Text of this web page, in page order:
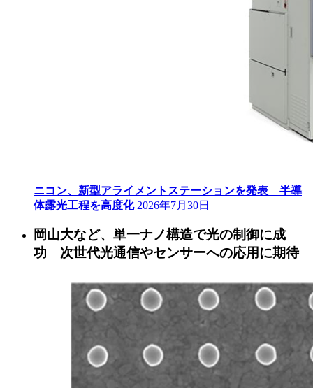
ニコン、新型アライメントステーションを発表 半導
体露光工程を高度化 2026年7月30日
岡山大など、単一ナノ構造で光の制御に成
功 次世代光通信やセンサーへの応用に期待